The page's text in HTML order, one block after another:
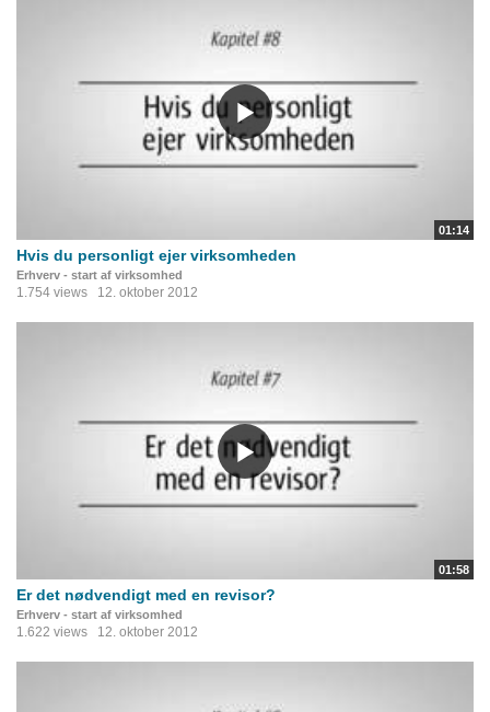
01:14
Hvis du personligt ejer virksomheden
Erhverv - start af virksomhed
1.754 views 12. oktober 2012
01:58
Er det nødvendigt med en revisor?
Erhverv - start af virksomhed
1.622 views 12. oktober 2012